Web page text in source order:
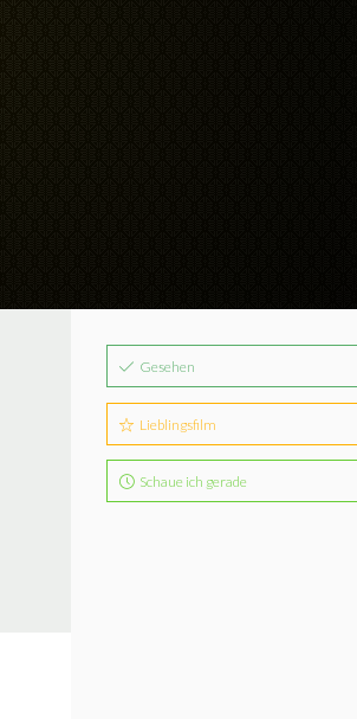
Gesehen
Lieblingsfilm
Schaue ich gerade